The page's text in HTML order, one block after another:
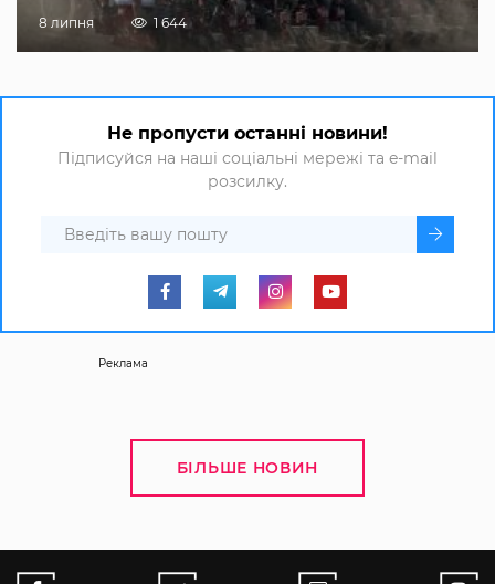
8 липня 1 644
Не пропусти останні новини!
Підписуйся на наші соціальні мережі та e-mail
розсилку.
Реклама
БІЛЬШЕ НОВИН